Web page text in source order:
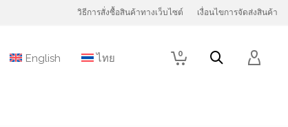
วิธีการสั่งซื้อสินค้าทางเว็บไซต์ เงื่อนไขการจัดส่งสินค้า
English ไทย 0